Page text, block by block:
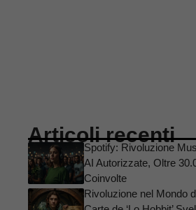
Articoli recenti
Spotify: Rivoluzione
AI Autorizzate, Oltre
Coinvolte
Rivoluzione nel Mondo